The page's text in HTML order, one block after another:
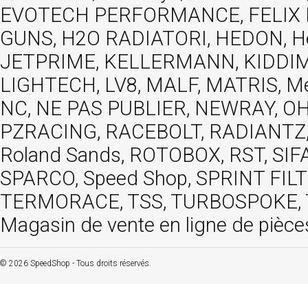
EVOTECH PERFORMANCE,
GUNS, H2O RADIATORI, HEDON,
JETPRIME, KELLERMANN,
LIGHTECH, LV8, MALF, MATRIS,
NC, NE PAS PUBLIER, NEWRAY,
PZRACING, RACEBOLT,
Roland Sands, ROTOBOX, RST,
SPARCO, Speed Shop, SPRINT
TERMORACE, TSS,
Magasin de vente en ligne de
© 2026 SpeedShop - Tous droits réservés.